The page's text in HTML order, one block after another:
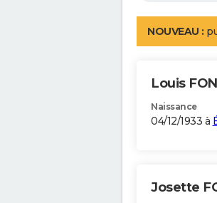
NOUVEAU :
Louis
Naissance
04/12/1933 à
Josette